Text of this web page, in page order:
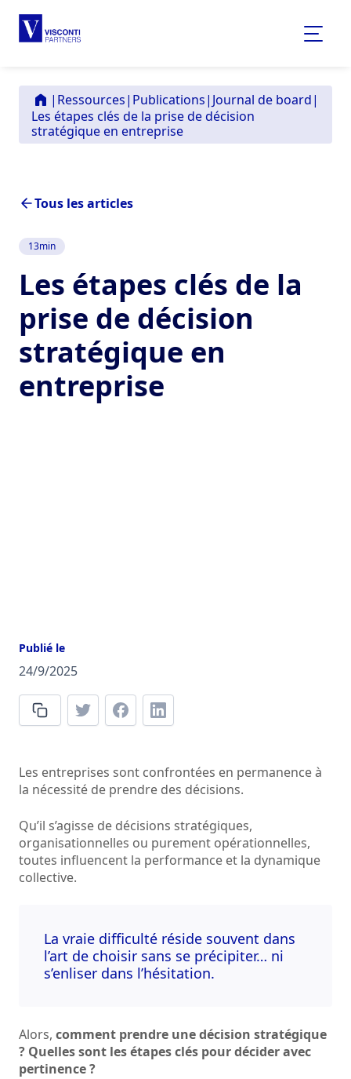
| Ressources| Publications| Journal de board|
Les étapes clés de la prise de décision
stratégique en entreprise
Tous les articles
13min
Les étapes clés de la
prise de décision
stratégique en
entreprise
Publié le
24/9/2025
Les entreprises sont confrontées en permanence à
la nécessité de prendre des décisions.
Qu’il s’agisse de décisions stratégiques,
organisationnelles ou purement opérationnelles,
toutes influencent la performance et la dynamique
collective.
La vraie difficulté réside souvent dans
l’art de choisir sans se précipiter… ni
s’enliser dans l’hésitation.
Alors, comment prendre une décision stratégique
? Quelles sont les étapes clés pour décider avec
pertinence ?